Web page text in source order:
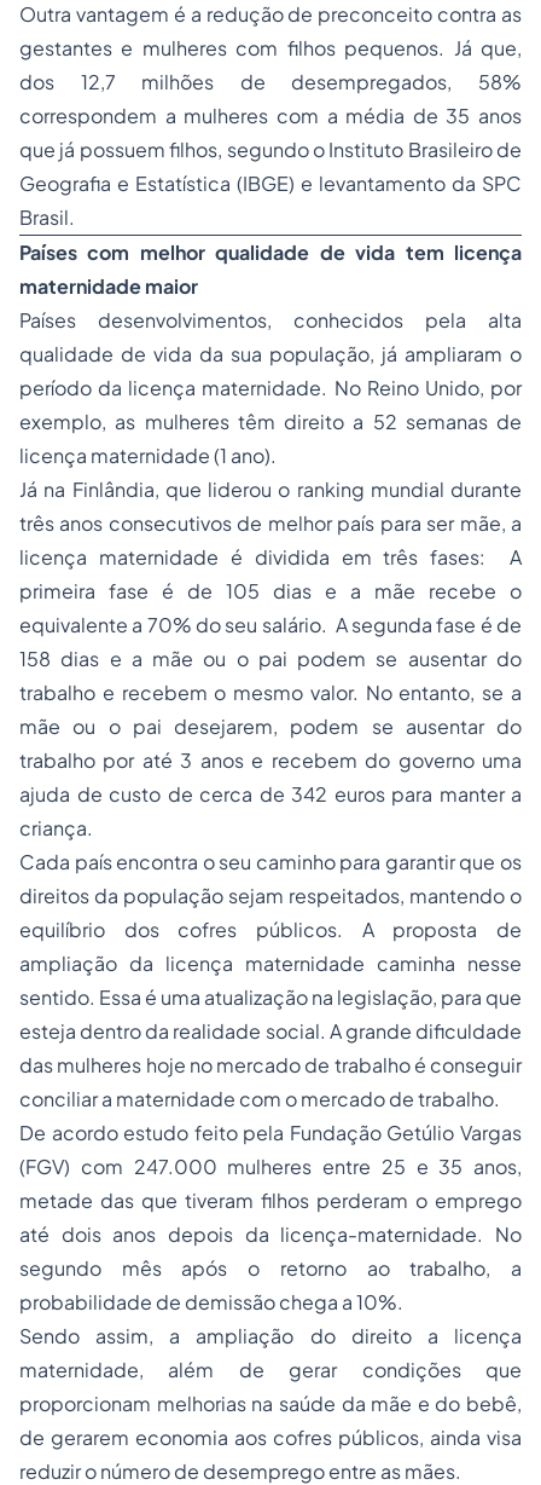
Outra vantagem é a redução de preconceito contra as
gestantes e mulheres com filhos pequenos. Já que,
dos 12,7 milhões de desempregados, 58%
correspondem a mulheres com a média de 35 anos
que já possuem filhos, segundo o Instituto Brasileiro de
Geografia e Estatística (IBGE) e levantamento da SPC
Brasil.
Países com melhor qualidade de vida tem licença
maternidade maior
Países desenvolvimentos, conhecidos pela alta
qualidade de vida da sua população, já ampliaram o
período da licença maternidade. No Reino Unido, por
exemplo, as mulheres têm direito a 52 semanas de
licença maternidade (1 ano).
Já na Finlândia, que liderou o ranking mundial durante
três anos consecutivos de melhor país para ser mãe, a
licença maternidade é dividida em três fases: A
primeira fase é de 105 dias e a mãe recebe o
equivalente a 70% do seu salário. A segunda fase é de
158 dias e a mãe ou o pai podem se ausentar do
trabalho e recebem o mesmo valor. No entanto, se a
mãe ou o pai desejarem, podem se ausentar do
trabalho por até 3 anos e recebem do governo uma
ajuda de custo de cerca de 342 euros para manter a
criança.
Cada país encontra o seu caminho para garantir que os
direitos da população sejam respeitados, mantendo o
equilíbrio dos cofres públicos. A proposta de
ampliação da licença maternidade caminha nesse
sentido. Essa é uma atualização na legislação, para que
esteja dentro da realidade social. A grande dificuldade
das mulheres hoje no mercado de trabalho é conseguir
conciliar a maternidade com o mercado de trabalho.
De acordo estudo feito pela Fundação Getúlio Vargas
(FGV) com 247.000 mulheres entre 25 e 35 anos,
metade das que tiveram filhos perderam o emprego
até dois anos depois da licença-maternidade. No
segundo mês após o retorno ao trabalho, a
probabilidade de demissão chega a 10%.
Sendo assim, a ampliação do direito a licença
maternidade, além de gerar condições que
proporcionam melhorias na saúde da mãe e do bebê,
de gerarem economia aos cofres públicos, ainda visa
reduzir o número de desemprego entre as mães.